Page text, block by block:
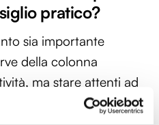
pratico?
sia importante
della colonna
ma stare attenti ad
delle pressioni.